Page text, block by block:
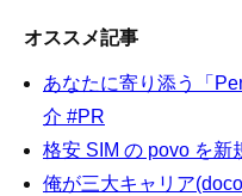
オススメ記事
あなたに寄り添う「
介 #PR
格安 SIM の povo を新
俺が三大キャリア